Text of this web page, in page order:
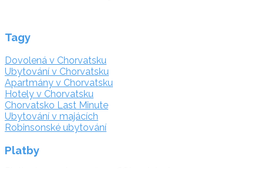
Tagy
Dovolená v Chorvatsku
Ubytování v Chorvatsku
Apartmány v Chorvatsku
Hotely v Chorvatsku
Chorvatsko Last Minute
Ubytování v majácích
Robinsonské ubytování
Platby